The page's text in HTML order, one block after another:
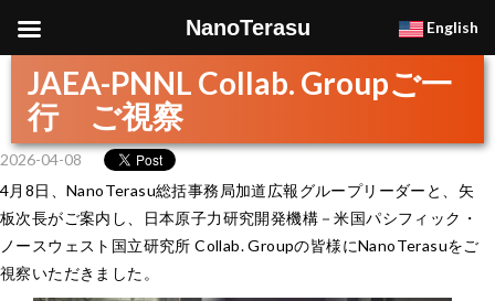
JAEA-PNNL Collab. Groupご一
行 ご視察
2026-04-08
4月8日、NanoTerasu総括事務局加道広報グループリーダーと、矢
板次長がご案内し、日本原子力研究開発機構－米国パシフィック・
ノースウェスト国立研究所 Collab. Groupの皆様にNanoTerasuをご
視察いただきました。
NanoTerasu English